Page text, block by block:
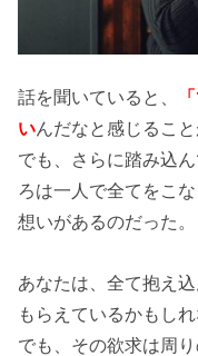
話を聞いていると、
いんだなと感じること
でも、さらに踏み込
ろは一人で全てをこ
想いがあるのだった。
あなたは、全て抱え
もらえているかもしれ
でも、その欲求は周